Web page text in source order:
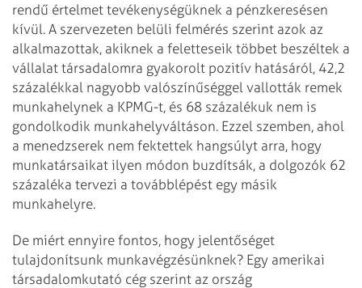
rendű értelmet tevékenységüknek a pénzkeresésen
kívül. A szervezeten belüli felmérés szerint azok az
alkalmazottak, akiknek a feletteseik többet beszéltek a
vállalat társadalomra gyakorolt pozitív hatásáról, 42,2
százalékkal nagyobb valószínűséggel vallották remek
munkahelynek a KPMG-t, és 68 százalékuk nem is
gondolkodik munkahelyváltáson. Ezzel szemben, ahol
a menedzserek nem fektettek hangsúlyt arra, hogy
munkatársaikat ilyen módon buzdítsák, a dolgozók 62
százaléka tervezi a továbblépést egy másik
munkahelyre.
De miért ennyire fontos, hogy jelentőséget
tulajdonítsunk munkavégzésünknek? Egy amerikai
társadalomkutató cég szerint az ország